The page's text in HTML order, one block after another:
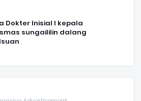
Dokter Inisial I kepala
sungaililin dalang